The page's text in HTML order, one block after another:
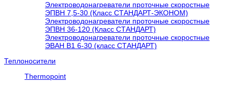
Электроводонагреватели проточные скоростные
ЭПВН 7,5-30 (Класс СТАНДАРТ-ЭКОНОМ)
Электроводонагреватели проточные скоростные
ЭПВН 36-120 (Класс СТАНДАРТ)
Электроводонагреватели проточные скоростные
ЭВАН В1 6-30 (класс СТАНДАРТ)
Теплоносители
Thermopoint